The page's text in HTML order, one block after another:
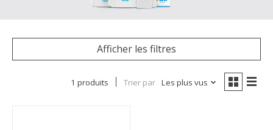
Afficher les filtres
1 produits Trier par Les plus vus